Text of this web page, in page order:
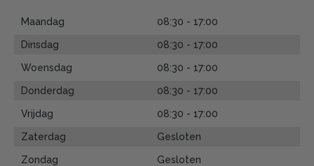
Maandag 08:30 - 17:00
Dinsdag 08:30 - 17:00
Woensdag 08:30 - 17:00
Donderdag 08:30 - 17:00
Vrijdag 08:30 - 17:00
Zaterdag Gesloten
Zondag Gesloten